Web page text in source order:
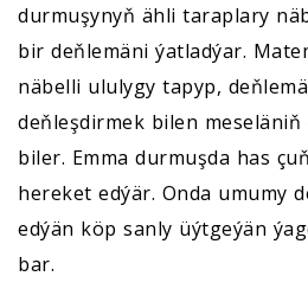
durmuşynyň ähli taraplary
bir deňlemäni ýatladýar.
näbelli ululygy tapyp,
deňleşdirmek bilen meseläniň
biler. Emma durmuşda has
hereket edýär. Onda umumy
edýän köp sanly üýtgeýän
bar.